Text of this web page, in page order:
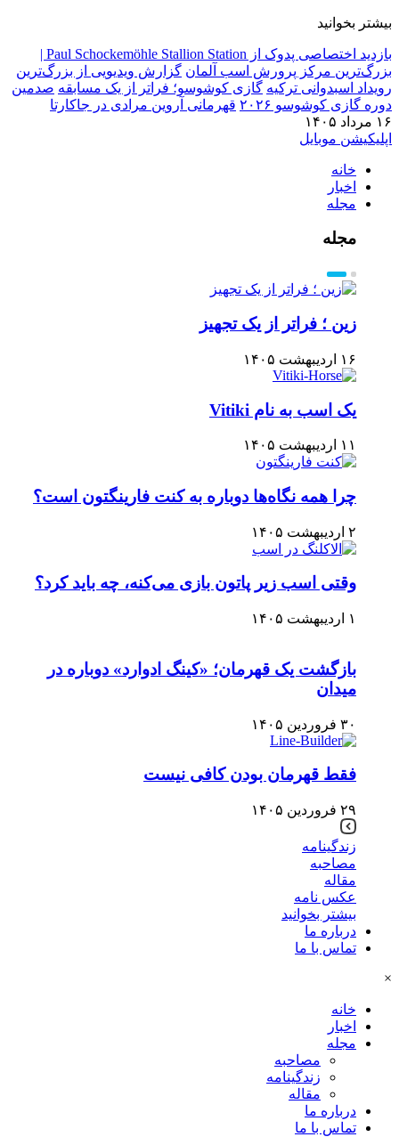
بیشتر بخوانید
بازدید اختصاصی پدوک از Paul Schockemöhle Stallion Station |
بزرگ‌ترین مرکز پرورش اسب آلمان گزارش ویدیویی از بزرگ‌ترین
رویداد اسبدوانی ترکیه گازی کوشوسو؛ فراتر از یک مسابقه صدمین
دوره گازی کوشوسو ۲۰۲۶
قهرمانی آروین مرادی در جاکارتا
۱۶ مرداد ۱۴۰۵
اپلیکیشن موبایل
خانه
اخبار
مجله
مجله
زین ؛ فراتر از یک تجهیز
۱۶ اردیبهشت ۱۴۰۵
یک اسب به نام Vitiki
۱۱ اردیبهشت ۱۴۰۵
چرا همه نگاه‌ها دوباره به کنت فارینگتون است؟
۲ اردیبهشت ۱۴۰۵
وقتی اسب زیر پاتون بازی می‌کنه، چه باید کرد؟
۱ اردیبهشت ۱۴۰۵
بازگشت یک قهرمان؛ «کینگ ادوارد» دوباره در
میدان
۳۰ فروردین ۱۴۰۵
فقط قهرمان بودن کافی نیست
۲۹ فروردین ۱۴۰۵
زندگینامه
مصاحبه
مقاله
عکس نامه
بیشتر بخوانید
درباره ما
تماس با ما
×
خانه
اخبار
مجله
مصاحبه
زندگینامه
مقاله
درباره ما
تماس با ما